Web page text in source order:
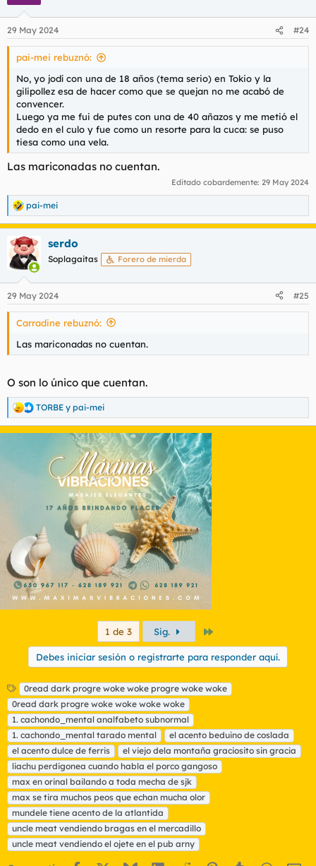
e
s
29 May 2024 #24
pai-mei rebuznó:
No, yo jodí con una de 18 años (tema serio) en Tokio y la
gilipollez esa de hacer como que se quejan no me acabó de
convencer.
Luego ya me fui de putes con una de 40 añazos y me metió el
dedo en el culo y fue como un resorte para la cuca: se puso
tiesa como una vela.
Las mariconadas no cuentan.
Editado cobardemente: 29 May 2024
R
e
c
c
i
e
s
pai-mei
serdo
Soplagaitas Forero de mierda
29 May 2024 #25
Carradine rebuznó:
Las mariconadas no cuentan.
O son lo único que cuentan.
R
e
a
TORBE y pai-mei
1 de 3 Sig.
Debes iniciar sesión o registrarte para responder aquí.
E
t
i
q
u
e
t
a
s
0read dark progre woke woke progre woke woke
0read dark progre woke woke woke woke
1. cachondo_mental analfabeto subnormal
1. cachondo_mental tarado mental
el acento beduino de coslada
el acento dulce de ferris
el viejo dela montaña graciosito sin gracia
liachu perdigonea cuando habla el porco gangoso
max en orinal bailando a toda mecha de sjk
max se tira muchos peos que echan mucha olor
mundele tiene acento de la atlantida
uncle meat vendiendo bragas en el mercadillo
uncle meat vendiendo el ojete en el pub arny